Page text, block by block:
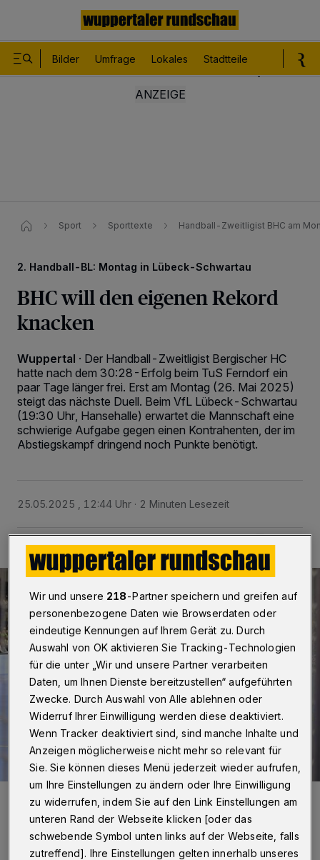
Bilder Umfrage Lokales Stadtteile
Sport Sporttexte Handball-Zweitligist BHC am
2. Handball-BL: Montag in Lübeck-Schwartau
BHC will den eigenen Rekord
knacken
Wuppertal · Der Handball-Zweitligist Bergischer HC
hatte nach dem 30:28-Erfolg beim TuS Ferndorf ein
paar Tage länger frei. Erst am Montag (26. Mai 2025)
steigt das nächste Duell. Beim VfL Lübeck-Schwartau
(19:30 Uhr, Hansehalle) erwartet die Mannschaft eine
schwierige Aufgabe gegen einen Kontrahenten, der im
Abstiegskampf dringend noch Punkte benötigt.
25.05.2025 , 12:44 Uhr 2 Minuten Lesezeit
Wir und unsere 218-Partner speichern und greifen auf
personenbezogene Daten wie Browserdaten oder
eindeutige Kennungen auf Ihrem Gerät zu. Durch
Auswahl von OK aktivieren Sie Tracking-Technologien
für die unter „Wir und unsere Partner verarbeiten
Daten, um Ihnen Dienste bereitzustellen“ aufgeführten
Zwecke. Durch Auswahl von Alle ablehnen oder
Widerruf Ihrer Einwilligung werden diese deaktiviert.
Wenn Tracker deaktiviert sind, sind manche Inhalte und
Anzeigen möglicherweise nicht mehr so relevant für
Sie. Sie können dieses Menü jederzeit wieder aufrufen,
um Ihre Einstellungen zu ändern oder Ihre Einwilligung
zu widerrufen, indem Sie auf den Link Einstellungen am
unteren Rand der Webseite klicken [oder das
schwebende Symbol unten links auf der Webseite, falls
zutreffend]. Ihre Einstellungen gelten innerhalb unseres